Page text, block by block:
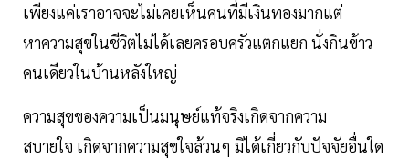
เพียงแค่เราอาจจะไม่เคยเห็นคนที่มีเงินทองมากแต่
หาความสุขในชีวิตไม่ได้เลยครอบครัวแตกแยก นั่งกินข้าว
คนเดียวในบ้านหลังใหญ่
ความสุขของความเป็นมนุษย์แท้จริงเกิดจากความ
สบายใจ เกิดจากความสุขใจล้วนๆ มิได้เกี่ยวกับปัจจัยอื่นใด